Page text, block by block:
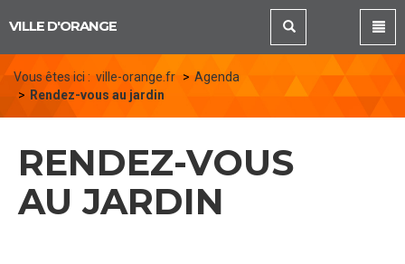
VILLE D'ORANGE
Vous êtes ici : ville-orange.fr
Agenda
Rendez-vous au jardin
RENDEZ-VOUS
AU JARDIN